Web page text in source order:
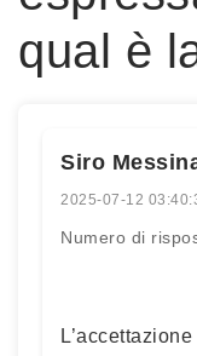
qual è
Siro
2025-07-12
Numero di